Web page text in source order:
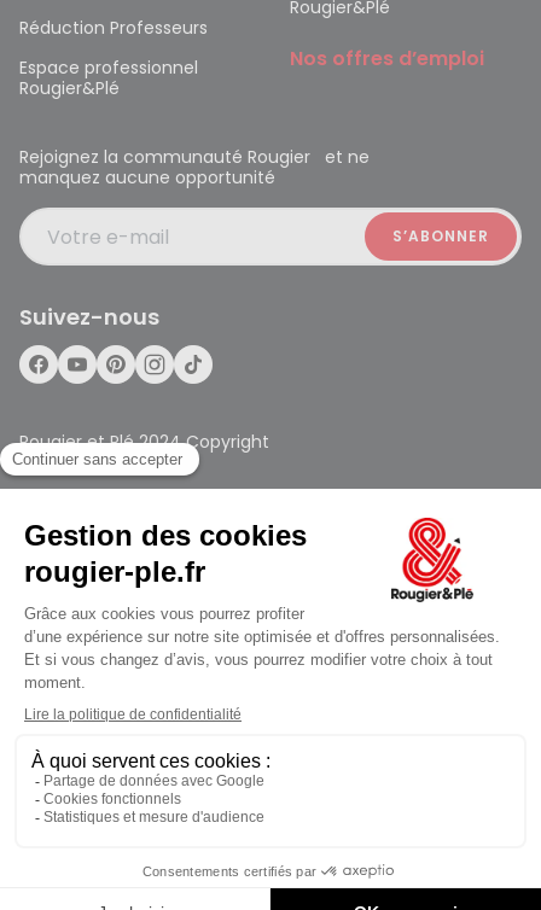
Ferme à 19:00
Réduction Professeurs
Espace professionnel
Rougier&Plé
Rougier&Plé
Nos offres d’emploi
Rejoignez la communauté Rougier et ne
manquez aucune opportunité
Votre e-mail
Suivez-nous
Rougier et Plé 2024 Copyright
Mentions légales
Conditions générales des ventes
Données personnelles
Paiement sécurisé
Plan du site